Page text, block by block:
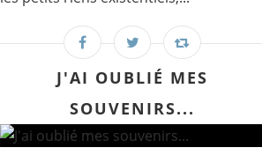
J'AI OUBLIÉ MES
SOUVENIRS...